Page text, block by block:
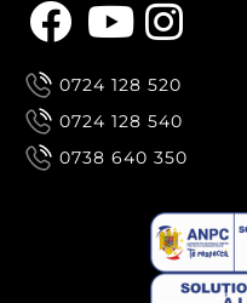
0724 128 520
0724 128 540
0738 640 350